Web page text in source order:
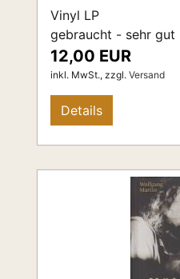
Vinyl LP
gebraucht - sehr gut
12,00 EUR
inkl. MwSt., zzgl. Versand
Details